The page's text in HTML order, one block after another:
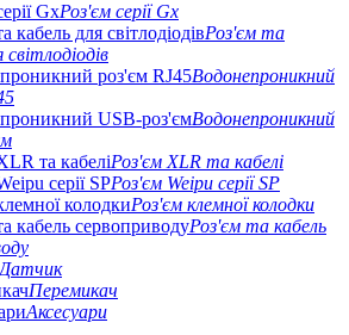
Роз'єм серії Gx
Роз'єм та
світлодіодів
Водонепроникний
Водонепроникний
Роз'єм XLR та кабелі
Роз'єм Weipu серії SP
Роз'єм клемної колодки
Роз'єм та кабель
Датчик
Перемикач
Аксесуари